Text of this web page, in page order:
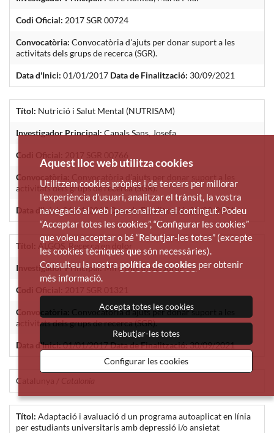
Codi Oficial: 2017 SGR 00724
Convocatòria: Convocatòria d'ajuts per donar suport a les
activitats dels grups de recerca (SGR).
Data d'Inici: 01/01/2017 Data de Finalització: 30/09/2021
Títol: Nutrició i Salut Mental (NUTRISAM)
Investigador Principal:Canals Sans, Josefa
Codi Oficial:
Convocatòria:
activitats dels grups de recerca (SGR).
Data d'Inici:01/01/2017 Data de Finalització:30/09/2021
Títol: ALGOS. Recerca en dolor
Investigador Principal:Miró Martínez, Jordi
Codi Oficial:
Convocatòria:
Convocatòria d'ajuts per donar suport a les
activitats dels grups de recerca (SGR).
Data d'Inici:01/01/2017Data de Finalització:30/09/2021
Catalunya /
Títol: Adaptació i avaluació d un programa autoaplicat en línia
per estudiants universitaris amb depressió i/o ansietat
Aquest lloc web utilitza cookies
Utilitzem cookies pròpies i de tercers per millorar
l’experiència d’usuari, analitzar el trànsit, la vostra
navegació al web i personalitzar el contingut. Podeu
“Acceptar totes les cookies”, “Configurar les cookies”
que voleu acceptar o bé “Rebutjar-les totes” (excepte
les cookies tècniques que són necessàries).
Consulteu la nostra política de cookies per obtenir
més informació.
Accepta totes les cookies
Rebutjar-les totes
Configurar les cookies